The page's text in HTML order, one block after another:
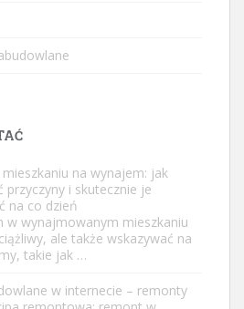
na wynajem: jak
przyczyny i skutecznie je
na co dzień
w wynajmowanym mieszkaniu
ale także wskazywać na
takie jak …
w internecie – remonty